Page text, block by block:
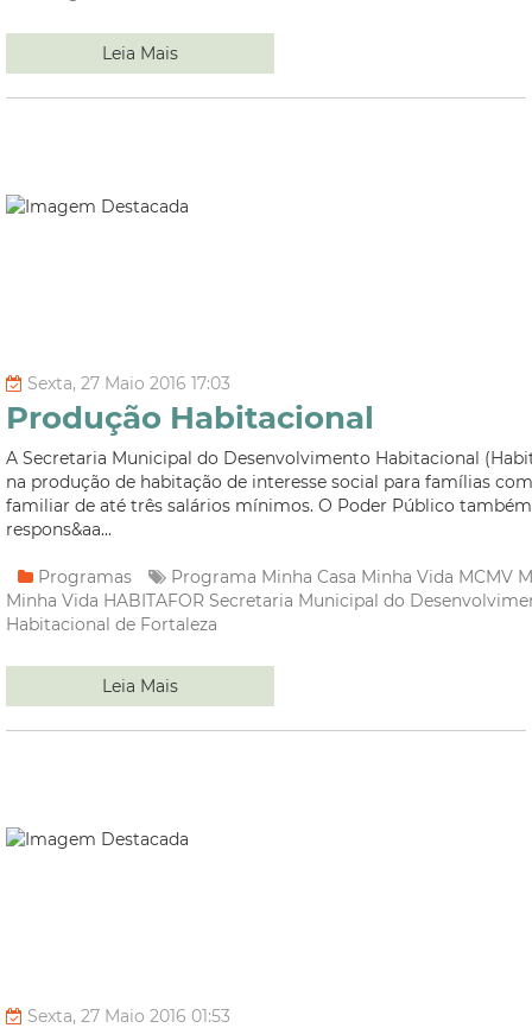
Leia Mais
Sexta, 27 Maio 2016 17:03
Produção Habitacional
A Secretaria Municipal do Desenvolvimento Habitacional
na produção de habitação de interesse social para famílias
familiar de até três salários mínimos. O Poder Público
respons&aa...
Programas Programa Minha Casa Minha Vida MCMV
Minha Vida HABITAFOR Secretaria Municipal do
Habitacional de Fortaleza
Leia Mais
Sexta, 27 Maio 2016 01:53